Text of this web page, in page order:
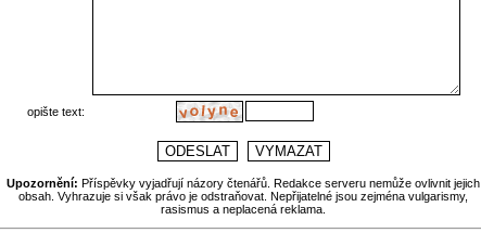
opište text:
Upozornění: Příspěvky vyjadřují názory čtenářů. Redakce serveru nemůže ovlivnit jejich
obsah. Vyhrazuje si však právo je odstraňovat. Nepřijatelné jsou zejména vulgarismy,
rasismus a neplacená reklama.